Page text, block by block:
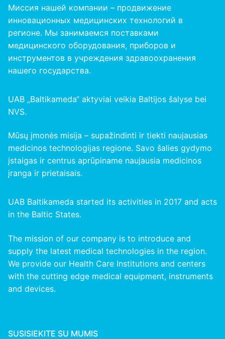
Миссия нашей компании – продвижение
инновационных медицинских технологий в
регионе. Мы занимаемся поставками
медицинского оборудования, приборов и
инструментов в учреждения здравоохранения
нашего государства.
UAB „Baltikameda“ aktyviai veikia Baltijos šalyse bei
NVS.
Mūsų įmonės misija – supažindinti ir tiekti naujausias
medicinos technologijas regione. Savo šalies gydymo
įstaigas ir centrus aprūpiname naujausia medicinos
įranga ir prietaisais.
UAB Baltikameda started its activities in 2017 and acts
in the Baltic States.
The mission of our company is to introduce and
supply the latest medical technologies in the region.
We provide our Health Care Institutions and centers
with the cutting edge medical equipment, instruments
and devices.
SUSISIEKITE SU MUMIS